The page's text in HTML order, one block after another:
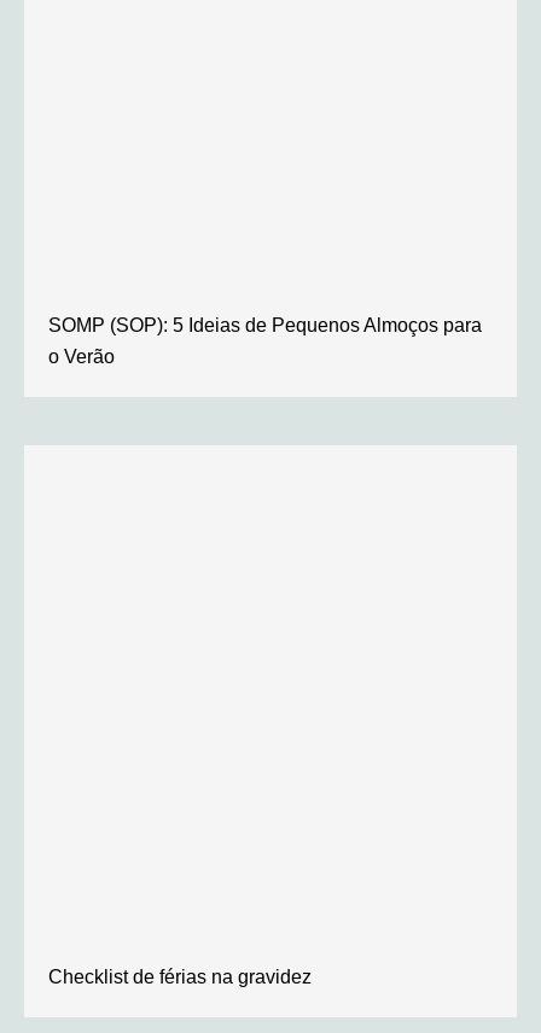
SOMP (SOP): 5 Ideias de Pequenos Almoços para
o Verão
Checklist de férias na gravidez